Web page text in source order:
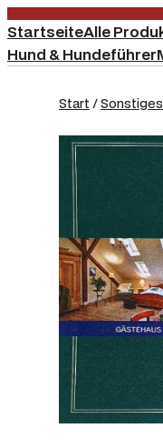
StartseiteAlle
Hund & Hundeführer
Start /Sonstiges